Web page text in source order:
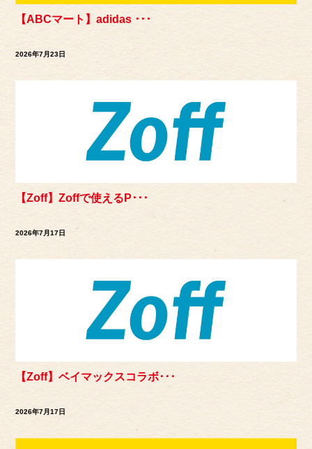
【ABCマート】adidas ･･･
2026年7月23日
【Zoff】Zoffで使えるP･･･
2026年7月17日
【Zoff】ベイマックスコラボ･･･
2026年7月17日